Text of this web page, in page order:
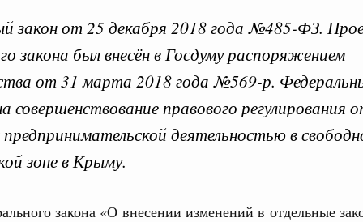
закон от 25 декабря 2018 года №485-ФЗ.
закона был внесён в Госдуму распоряжением
от 31 марта 2018 года №569-р.
совершенствование правового регулирования
предпринимательской деятельностью в
зоне в Крыму.
закона «О внесении изменений в отдельные
2019, пятница
Межбюджетные отношения
Правительством Федеральный
системы межбюджетных
ПН